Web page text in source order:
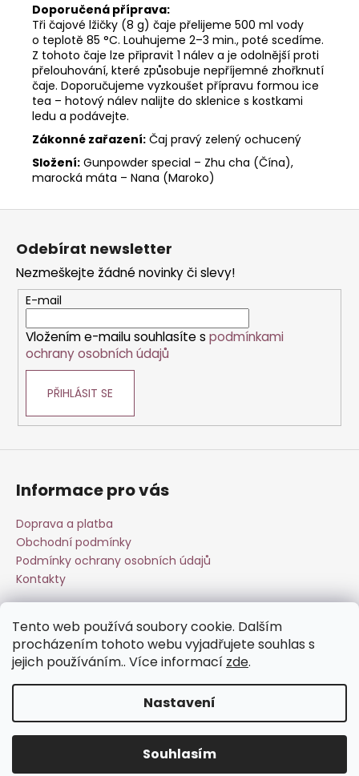
Tento web používá soubory cookie. Dalším
procházením tohoto webu vyjadřujete souhlas s
jejich používáním.. Více informací zde.
Nastavení
Souhlasím
Doporučená příprava:
Tři čajové lžičky (8 g) čaje přelijeme 500 ml vody
o teplotě 85 °C. Louhujeme 2–3 min., poté scedíme.
Z tohoto čaje lze připravit 1 nálev a je odolnější proti
přelouhování, které způsobuje nepříjemné zhořknutí
čaje. Doporučujeme vyzkoušet přípravu formou ice
tea – hotový nálev nalijte do sklenice s kostkami
ledu a podávejte.
Zákonné zařazení: Čaj pravý zelený ochucený
Složení: Gunpowder special – Zhu cha (Čína),
marocká máta – Nana (Maroko)
Z
Odebírat newsletter
Nezmeškejte žádné novinky či slevy!
E-mail
Vložením e-mailu souhlasíte s podmínkami
ochrany osobních údajů
PŘIHLÁSIT SE
Informace pro vás
Doprava a platba
Obchodní podmínky
Podmínky ochrany osobních údajů
Kontakty
Přijímáme online platby
Esperit.cz. Všechna práva vyhrazena.